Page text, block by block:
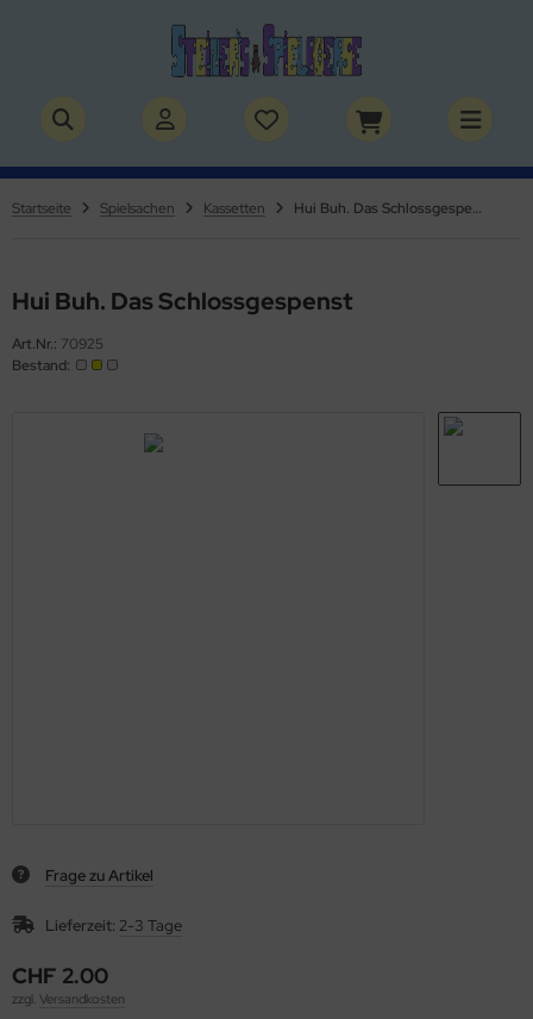
Startseite Spielsachen Kassetten Hui Buh. Das Schlossgespenst
Hui Buh. Das Schlossgespenst
Art.Nr.: 70925
Bestand:
Frage zu Artikel
Lieferzeit: 2-3 Tage
CHF 2.00
zzgl. Versandkosten